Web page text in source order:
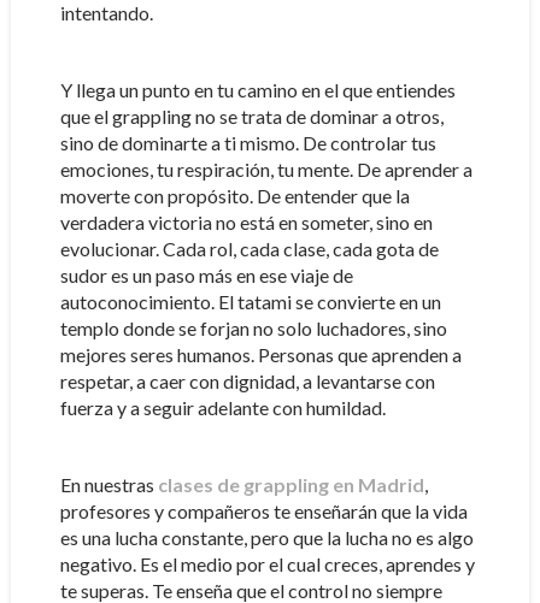
intentando.
Y llega un punto en tu camino en el que entiendes
que el grappling no se trata de dominar a otros,
sino de dominarte a ti mismo. De controlar tus
emociones, tu respiración, tu mente. De aprender a
moverte con propósito. De entender que la
verdadera victoria no está en someter, sino en
evolucionar. Cada rol, cada clase, cada gota de
sudor es un paso más en ese viaje de
autoconocimiento. El tatami se convierte en un
templo donde se forjan no solo luchadores, sino
mejores seres humanos. Personas que aprenden a
respetar, a caer con dignidad, a levantarse con
fuerza y a seguir adelante con humildad.
En nuestras clases de grappling en Madrid,
profesores y compañeros te enseñarán que la vida
es una lucha constante, pero que la lucha no es algo
negativo. Es el medio por el cual creces, aprendes y
te superas. Te enseña que el control no siempre